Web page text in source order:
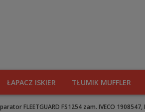
ŁAPACZ ISKIER TŁUMIK MUFFLER
FLEETGUARD FS1254 zam. IVECO